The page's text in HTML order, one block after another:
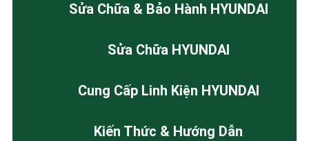
Sửa Chữa & Bảo Hành HYUNDAI
Sửa Chữa HYUNDAI
Cung Cấp Linh Kiện HYUNDAI
Kiến Thức & Hướng Dẫn